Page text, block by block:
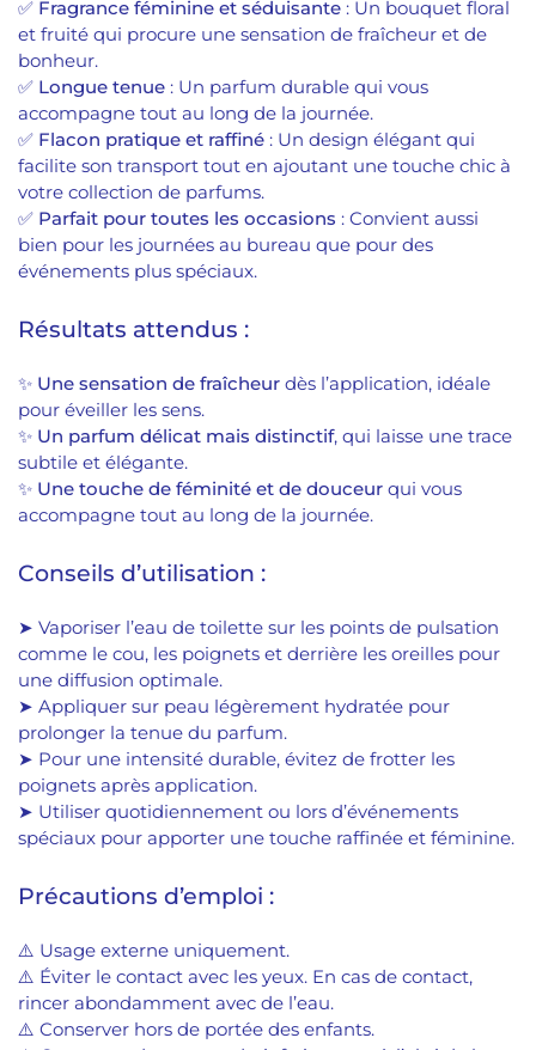
✅ Fragrance féminine et séduisante : Un bouquet floral
et fruité qui procure une sensation de fraîcheur et de
bonheur.
✅ Longue tenue : Un parfum durable qui vous
accompagne tout au long de la journée.
✅ Flacon pratique et raffiné : Un design élégant qui
facilite son transport tout en ajoutant une touche chic à
votre collection de parfums.
✅ Parfait pour toutes les occasions : Convient aussi
bien pour les journées au bureau que pour des
événements plus spéciaux.
Résultats attendus :
✨ Une sensation de fraîcheur dès l’application, idéale
pour éveiller les sens.
✨ Un parfum délicat mais distinctif, qui laisse une trace
subtile et élégante.
✨ Une touche de féminité et de douceur qui vous
accompagne tout au long de la journée.
Conseils d’utilisation :
➤ Vaporiser l’eau de toilette sur les points de pulsation
comme le cou, les poignets et derrière les oreilles pour
une diffusion optimale.
➤ Appliquer sur peau légèrement hydratée pour
prolonger la tenue du parfum.
➤ Pour une intensité durable, évitez de frotter les
poignets après application.
➤ Utiliser quotidiennement ou lors d’événements
spéciaux pour apporter une touche raffinée et féminine.
Précautions d’emploi :
⚠️ Usage externe uniquement.
⚠️ Éviter le contact avec les yeux. En cas de contact,
rincer abondamment avec de l’eau.
⚠️ Conserver hors de portée des enfants.